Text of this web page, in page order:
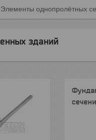
Элементы однопролётных
зданий